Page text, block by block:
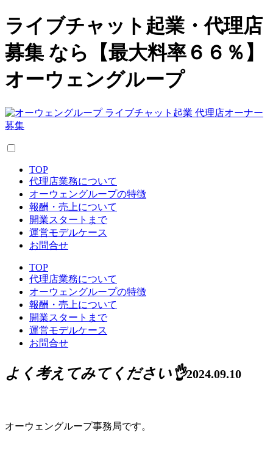
ライブチャット起業・代理店
募集 なら【最大料率６６％】
オーウェングループ
TOP
代理店業務について
オーウェングループの特徴
報酬・売上について
開業スタートまで
運営モデルケース
お問合せ
TOP
代理店業務について
オーウェングループの特徴
報酬・売上について
開業スタートまで
運営モデルケース
お問合せ
よく考えてみてください👌2024.09.10
オーウェングループ事務局です。